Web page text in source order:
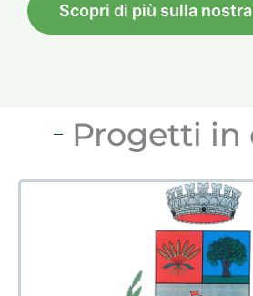
Scopri di più sulla
Progetti in